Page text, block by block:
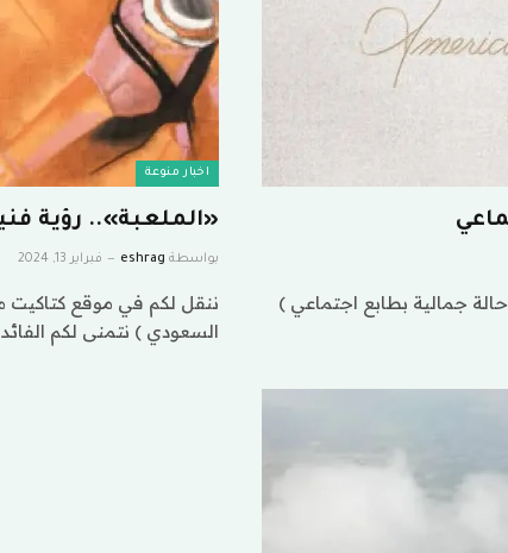
جمالية بطابع اجتماعي )
اخبار منوعة
«الملعبة».. رؤية
بواسطة eshrag فبراير 13, 2024
ننقل لكم في موقع كتاكيت
السعودي ) نتمنى لكم